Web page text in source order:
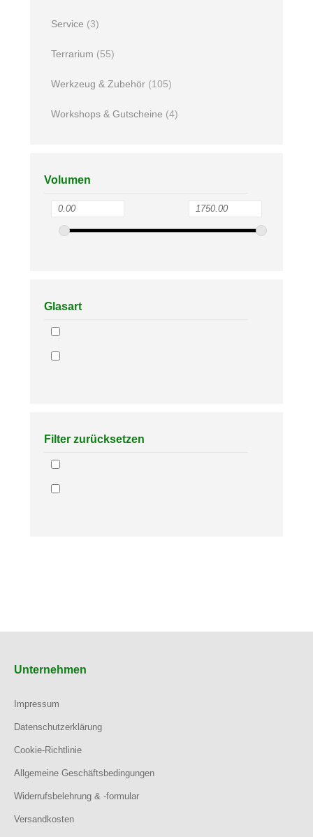
Service (3)
Terrarium (55)
Werkzeug & Zubehör (105)
Workshops & Gutscheine (4)
Volumen
Glasart
Filter zurücksetzen
Unternehmen
Impressum
Datenschutzerklärung
Cookie-Richtlinie
Allgemeine Geschäftsbedingungen
Widerrufsbelehrung & -formular
Versandkosten